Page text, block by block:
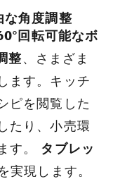
な角度調整
回転可能なボ
整、さまざま
ます。キッチ
ピを閲覧した
たり、小売環
す。 タブレッ
実現します。